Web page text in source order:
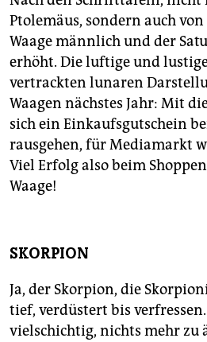
Ptolemäus, sondern auch
Waage männlich und der
erhöht. Die luftige und
vertrackten lunaren
Waagen nächstes Jahr: Mit
sich ein Einkaufsgutschein
rausgehen, für Mediamarkt
Viel Erfolg also beim
Waage!
SKORPION
Ja, der Skorpion, die
tief, verdüstert bis verfressen.
vielschichtig, nichts mehr zu